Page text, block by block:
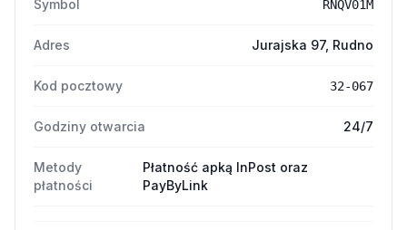
Symbol RNQV01M
Adres Jurajska 97, Rudno
Kod pocztowy 32-067
Godziny otwarcia 24/7
Metody
płatności
Płatność apką InPost oraz
PayByLink